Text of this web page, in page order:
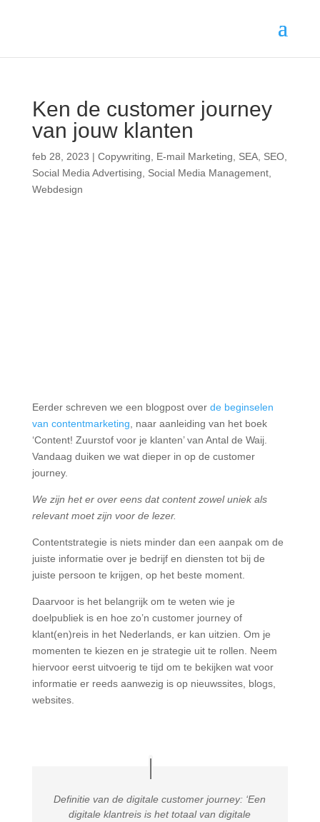
Ken de customer journey
van jouw klanten
feb 28, 2023 | Copywriting E-mail Marketing SEA, SEO,
Social Media Advertising
Social Media Management,
Webdesign
Eerder schreven we een blogpost over de beginselen
van contentmarketing , naar aanleiding van het boek
‘Content! Zuurstof voor je klanten’ van Antal de Waij.
Vandaag duiken we wat dieper in op de customer
journey.
We zijn het er over eens dat content zowel uniek als
relevant moet zijn voor de lezer.
Contentstrategie is niets minder dan een aanpak om de
juiste informatie over je bedrijf en diensten tot bij de
juiste persoon te krijgen, op het beste moment.
Daarvoor is het belangrijk om te weten wie je
doelpubliek is en hoe zo’n customer journey of
klant(en)reis in het Nederlands, er kan uitzien. Om je
momenten te kiezen en je strategie uit te rollen. Neem
hiervoor eerst uitvoerig te tijd om te bekijken wat voor
informatie er reeds aanwezig is op nieuwssites, blogs,
websites.
Definitie van de digitale customer journey: ‘Een
digitale klantreis is het totaal van digitale